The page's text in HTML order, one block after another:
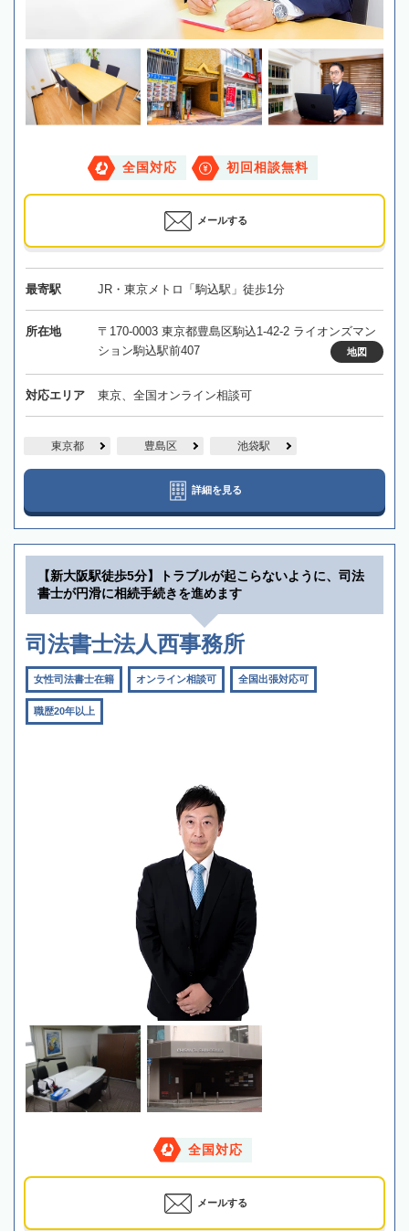
全国対応 初回相談無料
メールする
最寄駅 JR・東京メトロ「駒込駅」徒歩1分
所在地
〒170-0003 東京都豊島区駒込1-42-2 ライオンズマン
ション駒込駅前407
地図
対応エリア 東京、全国オンライン相談可
東京都 豊島区 池袋駅
詳細を見る
【新大阪駅徒歩5分】トラブルが起こらないように、司法
書士が円滑に相続手続きを進めます
司法書士法人西事務所
女性司法書士在籍 オンライン相談可 全国出張対応可
職歴20年以上
全国対応
メールする